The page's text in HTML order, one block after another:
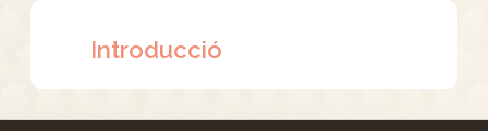
Introducció